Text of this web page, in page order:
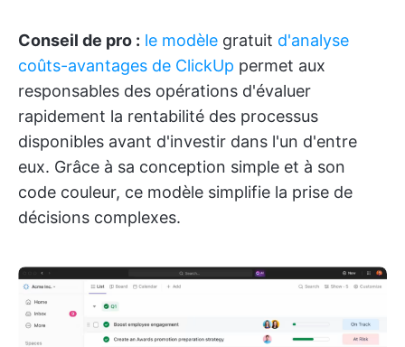
Conseil de pro : le modèle gratuit d'analyse
coûts-avantages de ClickUp permet aux
responsables des opérations d'évaluer
rapidement la rentabilité des processus
disponibles avant d'investir dans l'un d'entre
eux. Grâce à sa conception simple et à son
code couleur, ce modèle simplifie la prise de
décisions complexes.